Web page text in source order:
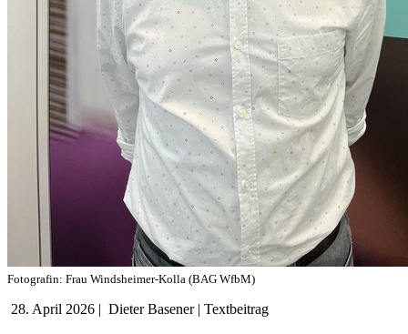
Fotografin: Frau Windsheimer-Kolla (BAG WfbM)
28. April 2026 | Dieter Basener| Textbeitrag